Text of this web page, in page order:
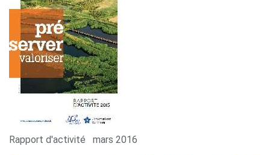
Rapport d'activité mars 2016